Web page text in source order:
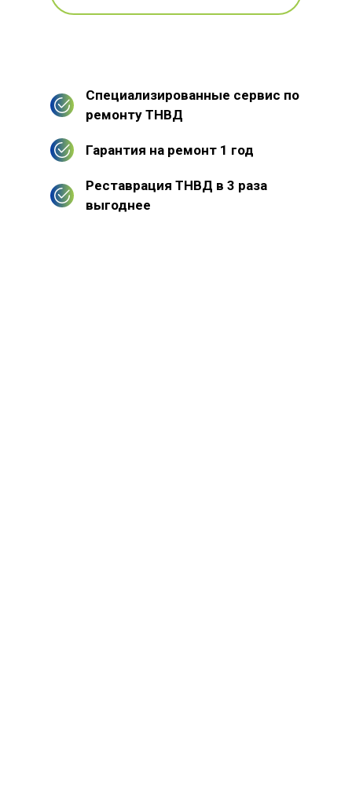
Специализированные сервис по
ремонту ТНВД
Гарантия на ремонт 1 год
Реставрация ТНВД в 3 раза
выгоднее